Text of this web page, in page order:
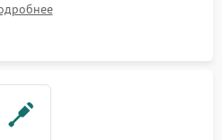
и замена поврежденной